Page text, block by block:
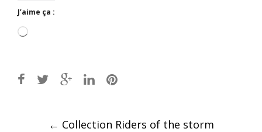
J’aime ça :
Chargement…
← Collection Riders of the storm